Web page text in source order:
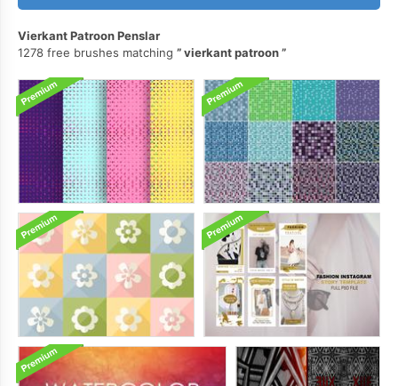
Vierkant Patroon Penslar
1278 free brushes matching
vierkant patroon